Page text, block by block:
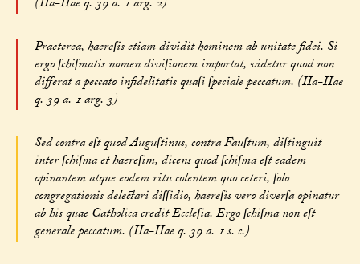
(IIa-IIae q. 39 a. 1 arg. 2)
Praeterea, haereſis etiam dividit hominem ab unitate fidei. Si
ergo ſchiſmatis nomen diviſionem importat, videtur quod non
differat a peccato infidelitatis quaſi ſpeciale peccatum. (IIa-IIae
q. 39 a. 1 arg. 3)
Sed contra eſt quod Auguſtinus, contra Fauſtum, diſtinguit
inter ſchiſma et haereſim, dicens quod ſchiſma eſt eadem
opinantem atque eodem ritu colentem quo ceteri, ſolo
congregationis delectari diſſidio, haereſis vero diverſa opinatur
ab his quae Catholica credit Eccleſia. Ergo ſchiſma non eſt
generale peccatum. (IIa-IIae q. 39 a. 1 s. c.)